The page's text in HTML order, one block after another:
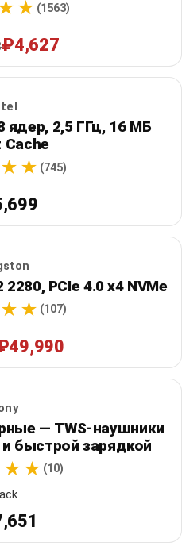
(1563)
₽4,627
ядер, 2,5 ГГц, 16 МБ
Cache
(745)
PCIe 4.0 x4 NVMe
(107)
— TWS-наушники
и быстрой зарядкой
(10)